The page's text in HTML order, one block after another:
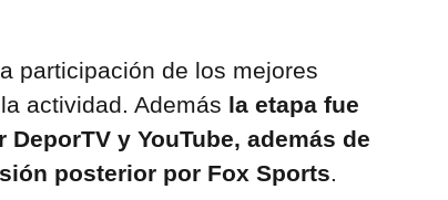
participación de los mejores
actividad. Además la etapa fue
y YouTube, además de
posterior por Fox Sports.